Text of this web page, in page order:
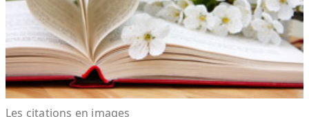
Les citations en images